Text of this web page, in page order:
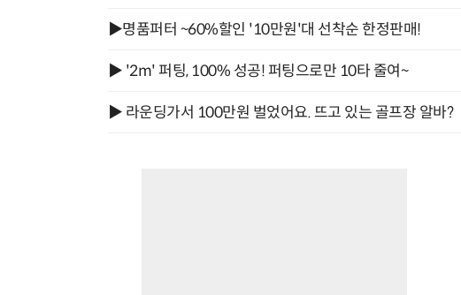
▶명품퍼터 ~60%할인 '10만원'대 선착순 한정판매!
▶ '2m' 퍼팅, 100% 성공! 퍼팅으로만 10타 줄여~
▶ 라운딩가서 100만원 벌었어요. 뜨고 있는 골프장 알바?